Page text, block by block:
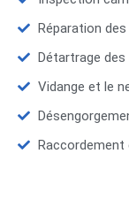
Réparation
Détartrage des
Vidange et le
Raccordement